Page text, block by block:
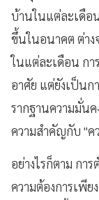
บ้านในแต่ละเดื
ขึ้นในอนาคต ต่าง
ในแต่ละเดือน กา
อาศัย แต่ยังเป็นก
รากฐานความมั่น
ความสำคัญกับ "ค
อย่างไรก็ตาม ก
ความต้องการเพีย